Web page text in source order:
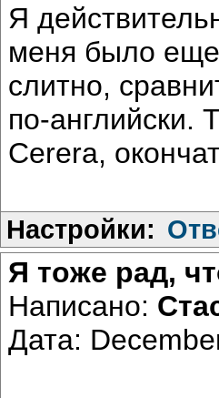
Я
меня было
слитно,
по-английски.
Cerera,
Настройки:
Я тоже рад,
Написано:
Дата: